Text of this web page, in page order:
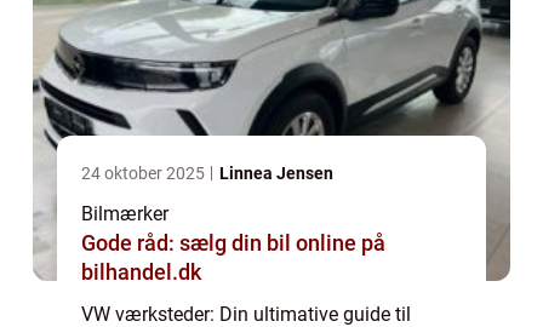
24 oktober 2025 Linnea Jensen
Bilmærker
Gode råd: sælg din bil online på
bilhandel.dk
VW værksteder: Din ultimative guide til